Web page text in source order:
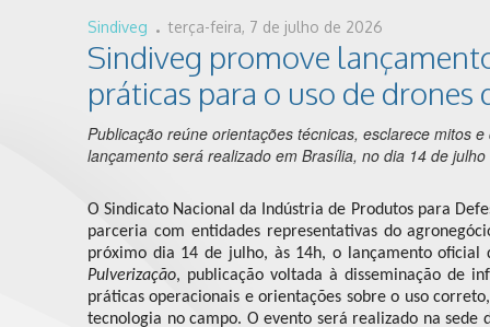
Sindiveg . terça-feira, 7 de julho de 2026
Sindiveg promove
práticas para o uso de drones
Publicação reúne orientações técnicas, esclarece mitos
lançamento será realizado em Brasília, no dia 14 de julho
O Sindicato Nacional da Indústria de Produtos para
parceria com entidades representativas do
próximo dia 14 de julho, às 14h, o lançamento oficial
Pulverização, publicação voltada à disseminação de
práticas operacionais e orientações sobre o uso
tecnologia no campo. O evento será realizado na sede